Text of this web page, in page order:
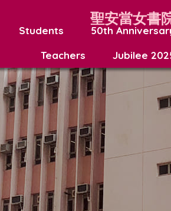
聖安當女書
Students
50th
Teachers
Jubilee